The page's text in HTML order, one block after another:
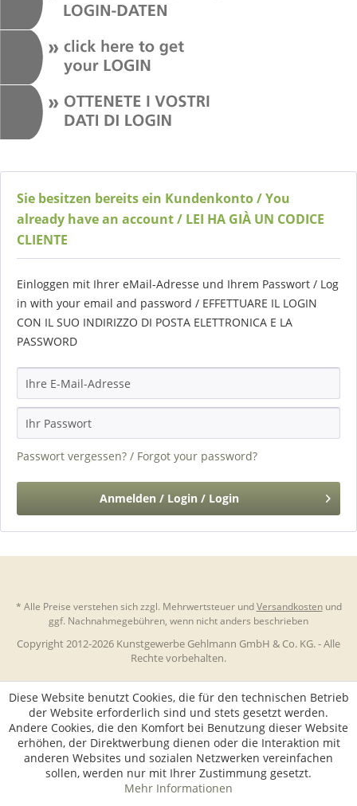
Sie besitzen bereits ein Kundenkonto / You
already have an account / LEI HA GIÀ UN CODICE
CLIENTE
Einloggen mit Ihrer eMail-Adresse und Ihrem Passwort / Log
in with your email and password / EFFETTUARE IL LOGIN
CON IL SUO INDIRIZZO DI POSTA ELETTRONICA E LA
PASSWORD
Passwort vergessen? / Forgot your password?
Anmelden / Login / Login
* Alle Preise verstehen sich zzgl. Mehrwertsteuer undVersandkostenund
ggf. Nachnahmegebühren, wenn nicht anders beschrieben
Copyright 2012-2026 Kunstgewerbe Gehlmann GmbH & Co. KG. - Alle
Rechte vorbehalten.
Diese Website benutzt Cookies, die für den technischen Betrieb
der Website erforderlich sind und stets gesetzt werden.
Andere Cookies, die den Komfort bei Benutzung dieser Website
erhöhen, der Direktwerbung dienen oder die Interaktion mit
anderen Websites und sozialen Netzwerken vereinfachen
sollen, werden nur mit Ihrer Zustimmung gesetzt.
Mehr Informationen